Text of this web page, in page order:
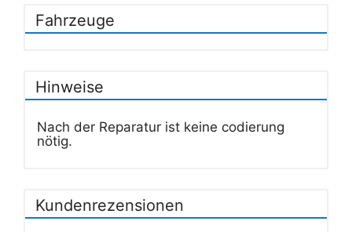
Fahrzeuge
Hinweise
Nach der Reparatur ist keine codierung
nötig.
Kundenrezensionen